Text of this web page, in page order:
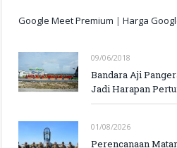
Google Meet Premium | Harga
09/06/2018
Bandara Aji
Jadi Harapan
01/08/2026
Perencanaan